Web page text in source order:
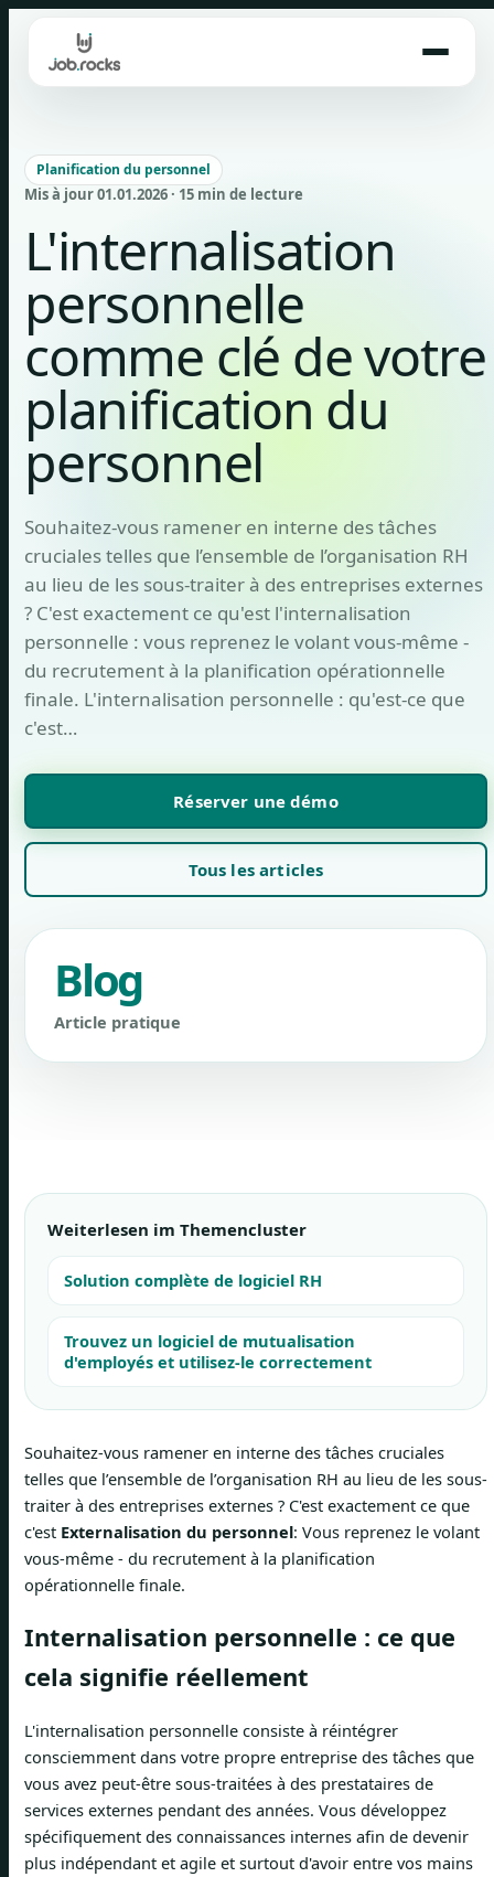
content
Planification du personnel
Mis à jour 01.01.2026 · 15 min de lecture
L'internalisation
personnelle
comme clé de votre
planification du
personnel
Souhaitez-vous ramener en interne des tâches
cruciales telles que l’ensemble de l’organisation RH
au lieu de les sous-traiter à des entreprises externes
? C'est exactement ce qu'est l'internalisation
personnelle : vous reprenez le volant vous-même -
du recrutement à la planification opérationnelle
finale. L'internalisation personnelle : qu'est-ce que
c'est…
Réserver une démo
Tous les articles
Blog
Article pratique
Weiterlesen im Themencluster
Solution complète de logiciel RH
Trouvez un logiciel de mutualisation
d'employés et utilisez-le correctement
Souhaitez-vous ramener en interne des tâches cruciales
telles que l’ensemble de l’organisation RH au lieu de les sous-
traiter à des entreprises externes ? C'est exactement ce que
c'est Externalisation du personnel: Vous reprenez le volant
vous-même - du recrutement à la planification
opérationnelle finale.
Internalisation personnelle : ce que
cela signifie réellement
L'internalisation personnelle consiste à réintégrer
consciemment dans votre propre entreprise des tâches que
vous avez peut-être sous-traitées à des prestataires de
services externes pendant des années. Vous développez
spécifiquement des connaissances internes afin de devenir
plus indépendant et agile et surtout d'avoir entre vos mains